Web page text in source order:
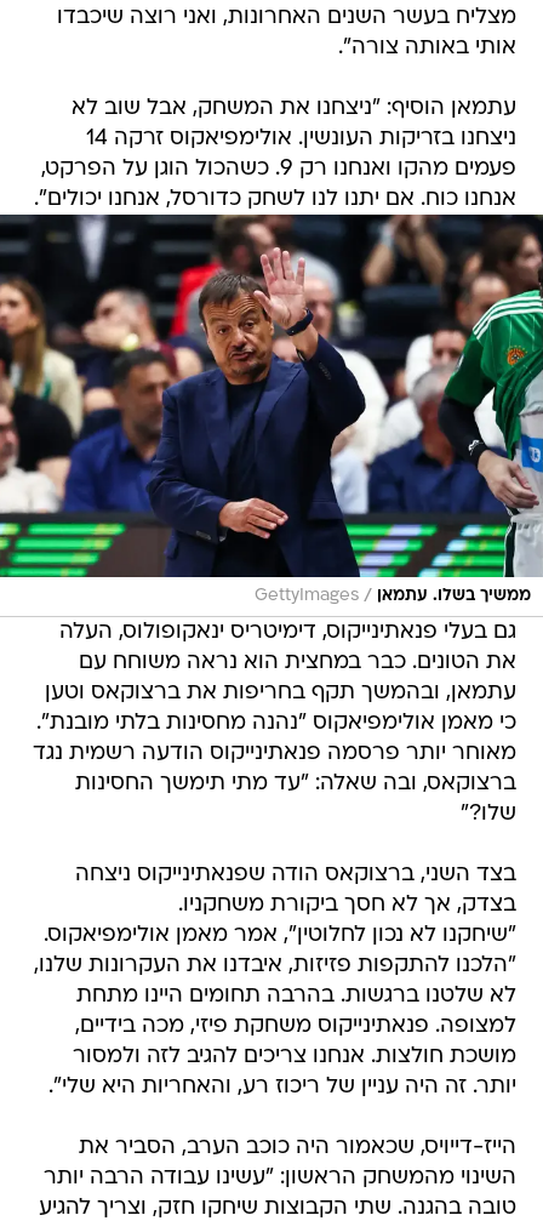
מצליח בעשר השנים האחרונות, ואני רוצה שיכבדו
אותי באותה צורה".
עתמאן הוסיף: "ניצחנו את המשחק, אבל שוב לא
ניצחנו בזריקות העונשין. אולימפיאקוס זרקה 14
פעמים מהקו ואנחנו רק 9. כשהכול הוגן על הפרקט,
אנחנו כוח. אם יתנו לנו לשחק כדורסל, אנחנו יכולים".
ממשיך בשלו. עתמאן /
GettyImages
גם בעלי פנאתינייקוס, דימיטריס ינאקופולוס, העלה
את הטונים. כבר במחצית הוא נראה משוחח עם
עתמאן, ובהמשך תקף בחריפות את ברצוקאס וטען
כי מאמן אולימפיאקוס "נהנה מחסינות בלתי מובנת".
מאוחר יותר פרסמה פנאתינייקוס הודעה רשמית נגד
ברצוקאס, ובה שאלה: "עד מתי תימשך החסינות
שלו?"
בצד השני, ברצוקאס הודה שפנאתינייקוס ניצחה
בצדק, אך לא חסך ביקורת משחקניו.
"שיחקנו לא נכון לחלוטין", אמר מאמן אולימפיאקוס.
"הלכנו להתקפות פזיזות, איבדנו את העקרונות שלנו,
לא שלטנו ברגשות. בהרבה תחומים היינו מתחת
למצופה. פנאתינייקוס משחקת פיזי, מכה בידיים,
מושכת חולצות. אנחנו צריכים להגיב לזה ולמסור
יותר. זה היה עניין של ריכוז רע, והאחריות היא שלי".
הייז-דייויס, שכאמור היה כוכב הערב, הסביר את
השינוי מהמשחק הראשון: "עשינו עבודה הרבה יותר
טובה בהגנה. שתי הקבוצות שיחקו חזק, וצריך להגיע